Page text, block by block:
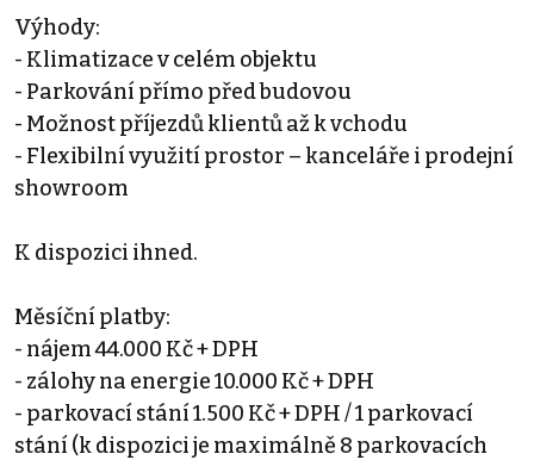
Výhody:
- Klimatizace v celém objektu
- Parkování přímo před budovou
- Možnost příjezdů klientů až k vchodu
- Flexibilní využití prostor – kanceláře i prodejní
showroom
K dispozici ihned.
Měsíční platby:
- nájem 44.000 Kč + DPH
- zálohy na energie 10.000 Kč + DPH
- parkovací stání 1.500 Kč + DPH / 1 parkovací
stání (k dispozici je maximálně 8 parkovacích